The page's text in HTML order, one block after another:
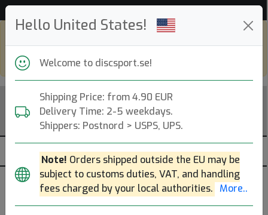
Hello United States!
Welcome to discsport.se!
Shipping Price: from 4.90 EUR
Delivery Time: 2-5 weekdays.
Shippers: Postnord > USPS, UPS.
Note! Orders shipped outside the EU may be
subject to customs duties, VAT, and handling
fees charged by your local authorities. More..
go todiscsport.com
Vagnar